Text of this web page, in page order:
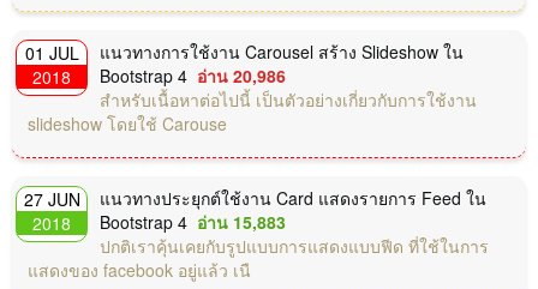
01 JUL
2018
แนวทางการใช้งาน Carousel สร้าง Slideshow ใน
Bootstrap 4 อ่าน 20,986
สำหรับเนื้อหาต่อไปนี้ เป็นตัวอย่างเกี่ยวกับการใช้งาน
slideshow โดยใช้ Carouse
27 JUN
2018
แนวทางประยุกต์ใช้งาน Card แสดงรายการ Feed ใน
Bootstrap 4 อ่าน 15,883
ปกติเราคุ้นเคยกับรูปแบบการแสดงแบบฟีด ที่ใช้ในการ
แสดงของ facebook อยู่แล้ว เนื